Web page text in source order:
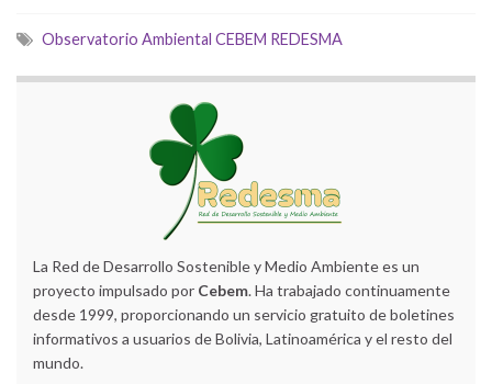
Observatorio Ambiental CEBEM REDESMA
La Red de Desarrollo Sostenible y Medio Ambiente es un
proyecto impulsado por Cebem. Ha trabajado continuamente
desde 1999, proporcionando un servicio gratuito de boletines
informativos a usuarios de Bolivia, Latinoamérica y el resto del
mundo.